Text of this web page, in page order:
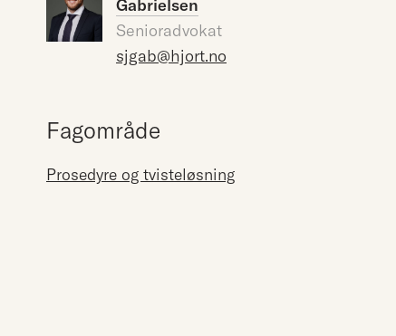
Gabrielsen
Senioradvokat
sjgab@hjort.no
Fagområde
Prosedyre og tvisteløsning